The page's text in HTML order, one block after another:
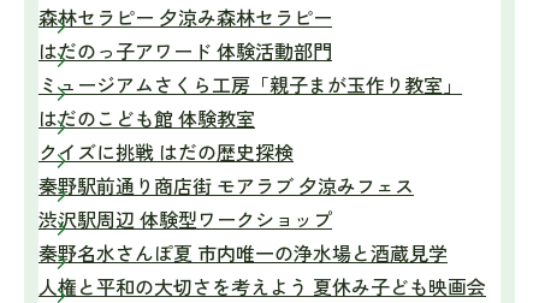
森林セラピー 夕涼み森林セラピー
はだのっ子アワード 体験活動部門
ミュージアムさくら工房「親子まが玉作り教室」
はだのこども館 体験教室
クイズに挑戦 はだの歴史探検
秦野駅前通り商店街 モアラブ 夕涼みフェス
渋沢駅周辺 体験型ワークショップ
秦野名水さんぽ夏 市内唯一の浄水場と酒蔵見学
人権と平和の大切さを考えよう 夏休み子ども映画会